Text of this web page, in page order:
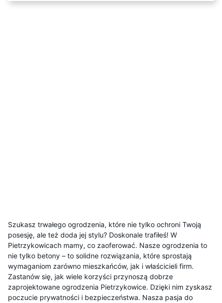
Szukasz trwałego ogrodzenia, które nie tylko ochroni Twoją
posesję, ale też doda jej stylu? Doskonale trafiłeś! W
Pietrzykowicach mamy, co zaoferować. Nasze ogrodzenia to
nie tylko betony – to solidne rozwiązania, które sprostają
wymaganiom zarówno mieszkańców, jak i właścicieli firm.
Zastanów się, jak wiele korzyści przynoszą dobrze
zaprojektowane ogrodzenia Pietrzykowice. Dzięki nim zyskasz
poczucie prywatności i bezpieczeństwa. Nasza pasja do